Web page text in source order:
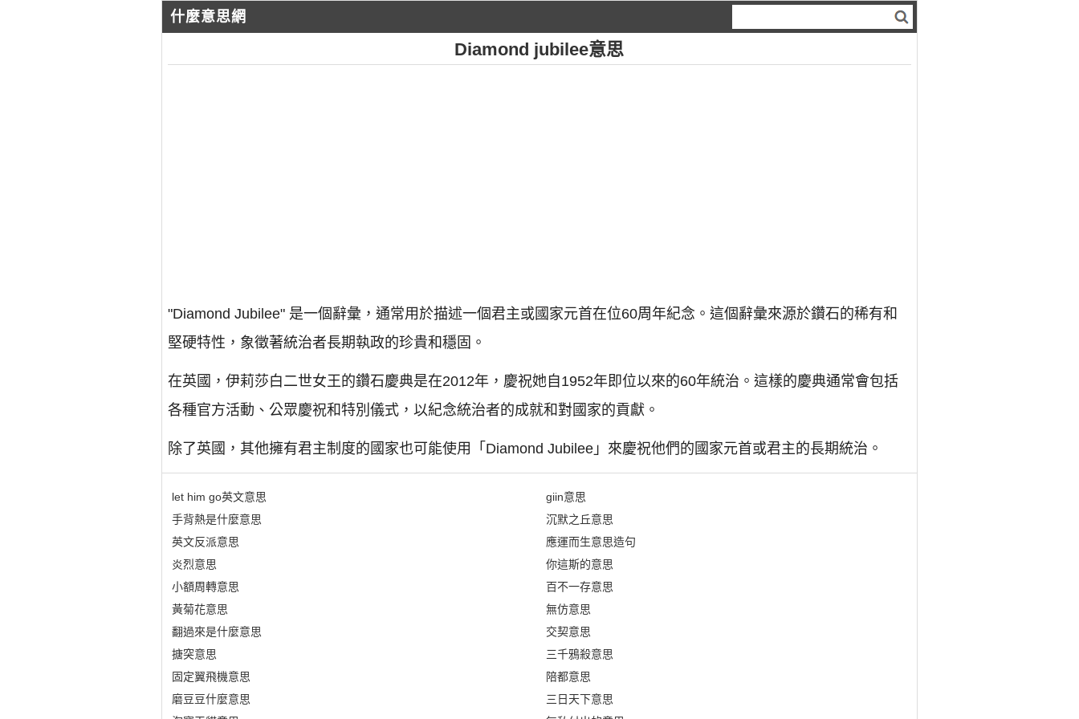
什麼意思網
Diamond jubilee意思
"Diamond Jubilee" 是一個辭彙，通常用於描述一個君主或國家元首在位60周年紀念。這個辭彙來源於鑽石的稀有和
堅硬特性，象徵著統治者長期執政的珍貴和穩固。
在英國，伊莉莎白二世女王的鑽石慶典是在2012年，慶祝她自1952年即位以來的60年統治。這樣的慶典通常會包括
各種官方活動、公眾慶祝和特別儀式，以紀念統治者的成就和對國家的貢獻。
除了英國，其他擁有君主制度的國家也可能使用「Diamond Jubilee」來慶祝他們的國家元首或君主的長期統治。
let him go英文意思
手背熱是什麼意思
英文反派意思
炎烈意思
小額周轉意思
黃菊花意思
翻過來是什麼意思
搪突意思
固定翼飛機意思
磨豆豆什麼意思
giin意思
沉默之丘意思
應運而生意思造句
你這斯的意思
百不一存意思
無仿意思
交契意思
三千鴉殺意思
陪都意思
三日天下意思